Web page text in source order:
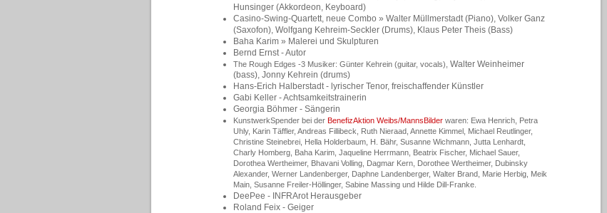
Hunsinger (Akkordeon, Keyboard)
Casino-Swing-Quartett, neue Combo » Walter Müllmerstadt (Piano), Volker Ganz
(Saxofon), Wolfgang Kehreim-Seckler (Drums), Klaus Peter Theis (Bass)
Baha Karim » Malerei und Skulpturen
Bernd Ernst - Autor
The Rough Edges -3 Musiker: Günter Kehrein (guitar, vocals), Walter Weinheimer
(bass), Jonny Kehrein (drums)
Hans-Erich Halberstadt - lyrischer Tenor, freischaffender Künstler
Gabi Keller - Achtsamkeitstrainerin
Georgia Böhmer - Sängerin
KunstwerkSpender bei der BenefizAktion Weibs/MannsBilder waren: Ewa Henrich, Petra
Uhly, Karin Täffler, Andreas Fillibeck, Ruth Nieraad, Annette Kimmel, Michael Reutlinger,
Christine Steinebrei, Hella Holderbaum, H. Bähr, Susanne Wichmann, Jutta Lenhardt,
Charly Homberg, Baha Karim, Jaqueline Herrmann, Beatrix Fischer, Michael Sauer,
Dorothea Wertheimer, Bhavani Volling, Dagmar Kern, Dorothee Wertheimer, Dubinsky
Alexander, Werner Landenberger, Daphne Landenberger, Walter Brand, Marie Herbig, Meik
Main, Susanne Freiler-Höllinger, Sabine Massing und Hilde Dill-Franke.
DeePee - INFRArot Herausgeber
Roland Feix - Geiger